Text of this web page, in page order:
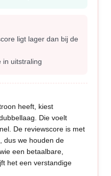
ligt lager dan bij de
in uitstraling
heeft, kiest
Die voelt
De reviewscore is met
dus we houden de
een betaalbare,
het een verstandige